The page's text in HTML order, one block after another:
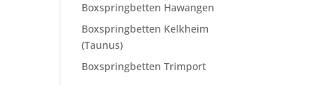
Boxspringbetten Hawangen
Boxspringbetten Kelkheim
(Taunus)
Boxspringbetten Trimport